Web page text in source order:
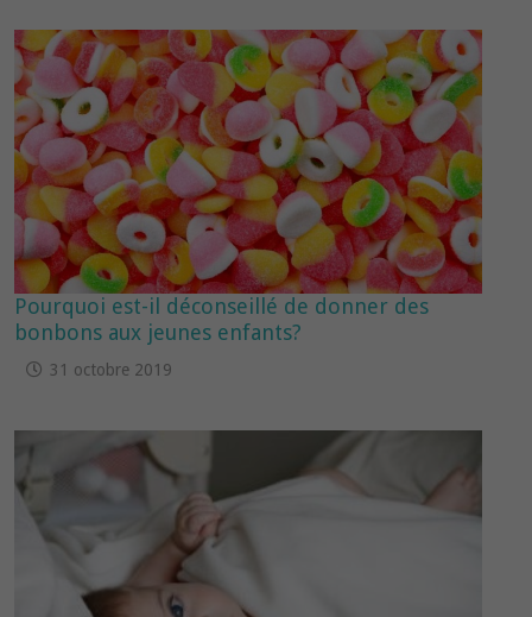
Pourquoi est-il déconseillé de donner des
bonbons aux jeunes enfants?
31 octobre 2019